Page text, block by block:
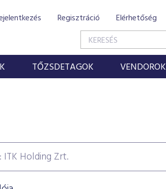
Regisztráció Elérhetőség
TŐZSDETAGOK VENDOROK
ITK Holding Zrt.